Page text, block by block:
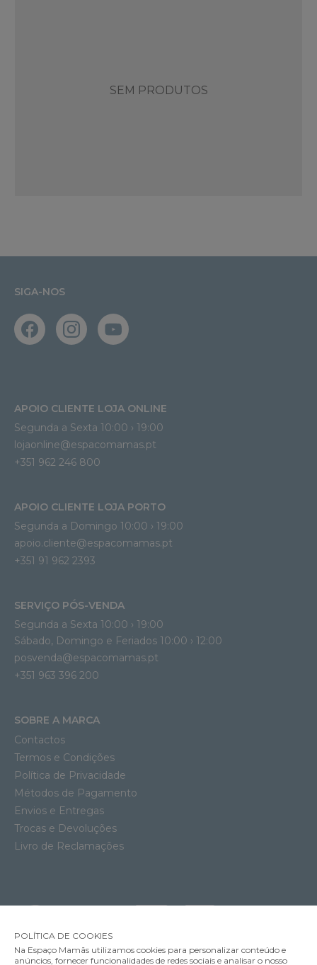
SEM PRODUTOS
SIGA-NOS
APOIO CLIENTE LOJA ONLINE
Segunda a Sexta 10:00 › 19:00
lojaonline@espacomamas.pt
+351 962 246 800
APOIO CLIENTE LOJA PORTO
Segunda a Domingo 10:00 › 19:00
apoio.cliente@espacomamas.pt
+351 91 962 2393
SERVIÇO PÓS-VENDA
Segunda a Sexta 10:00 › 19:00
Sábado, Domingo e Feriados 10:00 › 12:00
posvenda@espacomamas.pt
+351 963 396 200
SOBRE A MARCA
Contactos
Termos e Condições
Política de Privacidade
Métodos de Pagamento
Envios e Entregas
Trocas e Devoluções
Livro de Reclamações
POLÍTICA DE COOKIES
Na Espaço Mamãs utilizamos cookies para personalizar conteúdo e
anúncios, fornecer funcionalidades de redes sociais e analisar o nosso